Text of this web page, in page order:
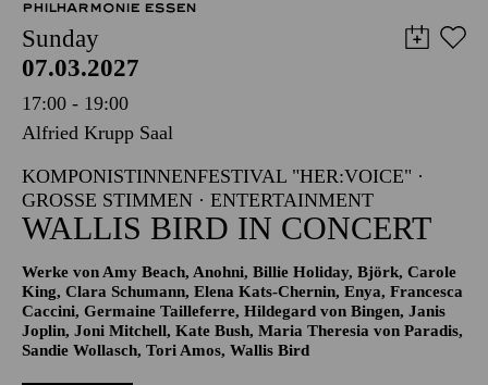
PHILHARMONIE ESSEN
Sunday
07.03.2027
17:00 - 19:00
Alfried Krupp Saal
KOMPONISTINNENFESTIVAL "HER:VOICE" ·
GROSSE STIMMEN · ENTERTAINMENT
WALLIS BIRD IN CONCERT
Werke von Amy Beach, Anohni, Billie Holiday, Björk, Carole
King, Clara Schumann, Elena Kats-Chernin, Enya, Francesca
Caccini, Germaine Tailleferre, Hildegard von Bingen, Janis
Joplin, Joni Mitchell, Kate Bush, Maria Theresia von Paradis,
Sandie Wollasch, Tori Amos, Wallis Bird